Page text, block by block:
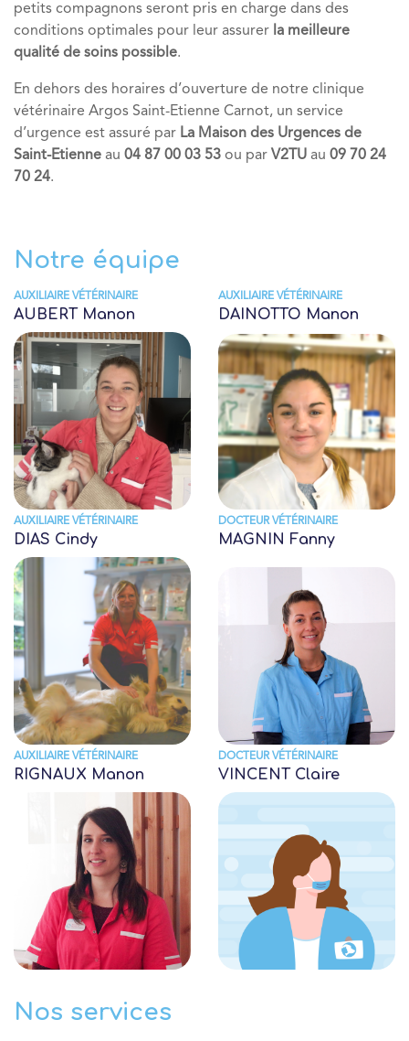
petits compagnons seront pris en charge dans des
conditions optimales pour leur assurer la meilleure
qualité de soins possible.
En dehors des horaires d’ouverture de notre clinique
vétérinaire Argos Saint-Etienne Carnot, un service
d’urgence est assuré par La Maison des Urgences de
Saint-Etienne au 04 87 00 03 53 ou par V2TU au 09 70 24
70 24.
Notre équipe
AUXILIAIRE VÉTÉRINAIRE
AUBERT Manon
AUXILIAIRE VÉTÉRINAIRE
DAINOTTO Manon
AUXILIAIRE VÉTÉRINAIRE
DIAS Cindy
DOCTEUR VÉTÉRINAIRE
MAGNIN Fanny
AUXILIAIRE VÉTÉRINAIRE
RIGNAUX Manon
DOCTEUR VÉTÉRINAIRE
VINCENT Claire
Nos services